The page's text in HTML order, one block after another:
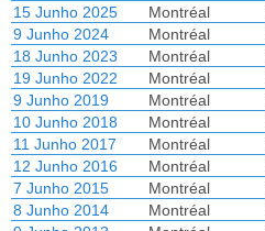
15 Junho 2025
Montréal
9 Junho 2024
Montréal
18 Junho 2023
Montréal
19 Junho 2022
Montréal
9 Junho 2019
Montréal
10 Junho 2018
Montréal
11 Junho 2017
Montréal
12 Junho 2016
Montréal
7 Junho 2015
Montréal
8 Junho 2014
Montréal